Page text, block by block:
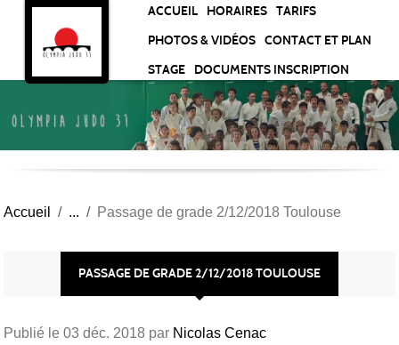
ACCUEIL HORAIRES
TARIFS
PHOTOS & VIDÉOS
CONTACT ET PLAN
STAGE
DOCUMENTS INSCRIPTION
Accueil Passage de grade 2/12/2018 Toulouse
PASSAGE DE GRADE 2/12/2018 TOULOUSE
Publié le 03 déc. 2018 par Nicolas Cenac
Panneau de gestion des cookies